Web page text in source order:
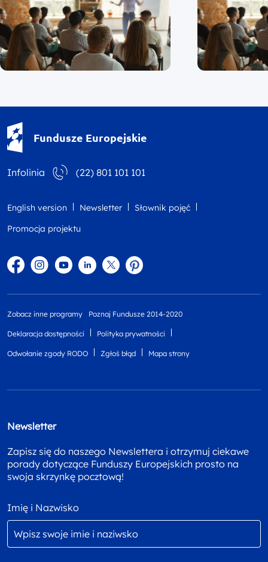
Fundusze Europejskie
Infolinia (22) 801 101 101
English version Newsletter
Słownik pojęć
Promocja projektu
FacebookInstagram
YouTubeLinkedintwitterPinterest
Zobacz inne programy Poznaj Fundusze 2014-2020
Deklaracja dostępności Polityka prywatności
Odwołanie zgody RODO Zgłoś błąd Mapa strony
Newsletter
Zapisz się do naszego Newslettera i otrzymuj ciekawe
porady dotyczące Funduszy Europejskich prosto na
swoja skrzynkę pocztową!
Imię i Nazwisko